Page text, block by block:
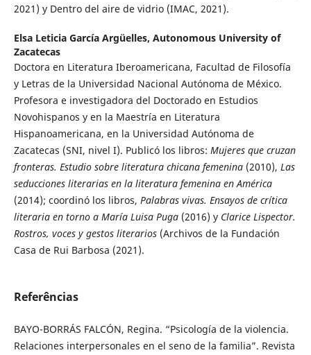
2021) y Dentro del aire de vidrio (IMAC, 2021).
Elsa Leticia García Argüelles, Autonomous University of
Zacatecas
Doctora en Literatura Iberoamericana, Facultad de Filosofía
y Letras de la Universidad Nacional Autónoma de México.
Profesora e investigadora del Doctorado en Estudios
Novohispanos y en la Maestría en Literatura
Hispanoamericana, en la Universidad Autónoma de
Zacatecas (SNI, nivel I). Publicó los libros: Mujeres que cruzan
fronteras. Estudio sobre literatura chicana femenina(2010), Las
seducciones literarias en la literatura femenina en América
(2014); coordinó los libros, Palabras vivas. Ensayos de crítica
literaria en torno a María Luisa Puga(2016) y Clarice Lispector.
Rostros, voces y gestos literarios(Archivos de la Fundación
Casa de Rui Barbosa (2021).
Referências
BAYO-BORRÁS FALCÓN, Regina. “Psicología de la violencia.
Relaciones interpersonales en el seno de la familia”. Revista